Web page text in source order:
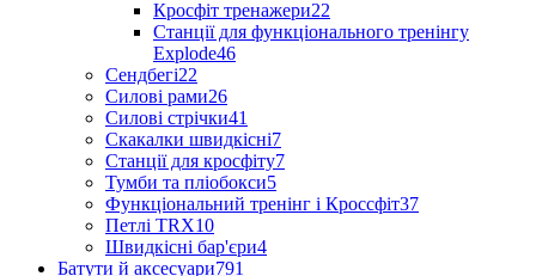
Кросфіт тренажери22
Станції для функціонального тренінгу
Explode46
Сендбегі22
Силові рами26
Силові стрічки41
Скакалки швидкісні7
Станції для кросфіту7
Тумби та пліобокси5
Функціональний тренінг і Кроссфіт37
Петлі TRX10
Швидкісні бар'єри4
Батути й аксесуари791